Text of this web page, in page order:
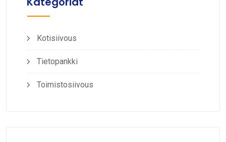
Kotisiivous
Tietopankki
Toimistosiivous